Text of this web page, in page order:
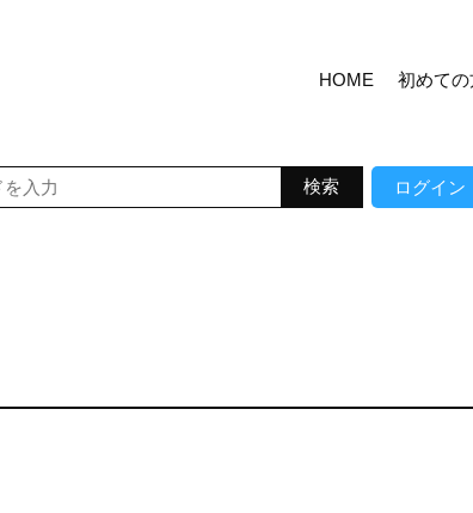
HOME 初めて
ログイン